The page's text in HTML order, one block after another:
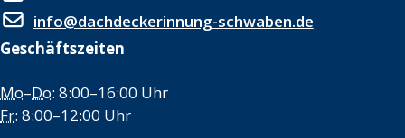
info@dachdeckerinnung-schwaben.de
Geschäftszeiten
Mo–Do: 8:00–16:00 Uhr
Fr: 8:00–12:00 Uhr